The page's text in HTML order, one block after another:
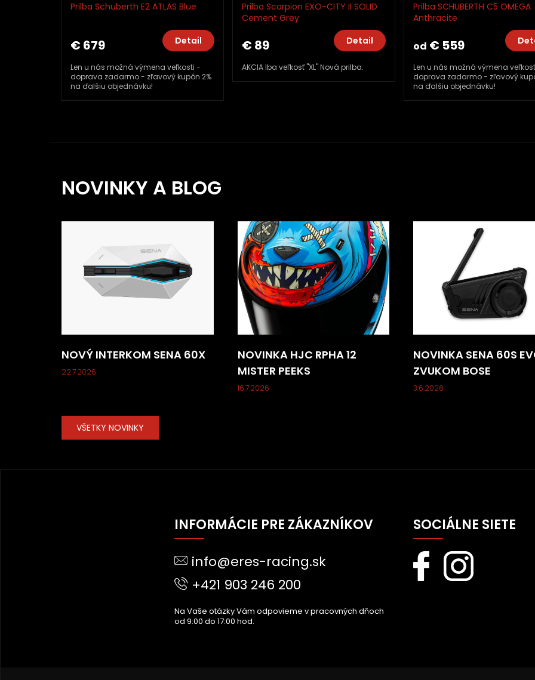
Prilba Schuberth E2 ATLAS Blue
€ 679 Detail
Len u nás možná výmena veľkosti -
doprava zadarmo - zľavový kupón 2%
na ďalšiu objednávku!
Prilba Scorpion EXO-CITY II SOLID
Cement Grey
€ 89 Detail
AKCIA Iba veľkosť "XL" Nová prilba.
Prilba SCHUBERTH C5 OMEGA
Anthracite
od€ 559
Len u nás možná výmena veľkosti -
doprava zadarmo - zľavový kupón
na ďalšiu objednávku!
NOVINKY A BLOG
NOVÝ INTERKOM SENA 60X
22.7.2026
NOVINKA HJC RPHA 12
MISTER PEEKS
16.7.2026
NOVINKA SENA 60S
ZVUKOM BOSE
3.6.2026
VŠETKY NOVINKY
INFORMÁCIE PRE ZÁKAZNÍKOV
info@eres-racing.sk
+421 903 246 200
Na Vaše otázky Vám odpovieme v pracovných dňoch
od 9:00 do 17:00 hod.
SOCIÁLNE SIETE